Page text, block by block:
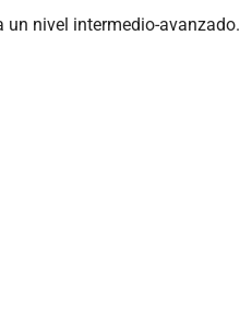
un nivel intermedio-avanzado.